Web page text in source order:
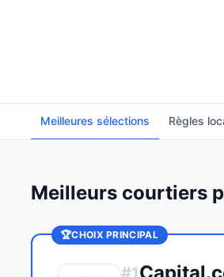
Meilleures sélections Règles
Meilleurs courtiers
🏆CHOIX PRINCIPAL
#1